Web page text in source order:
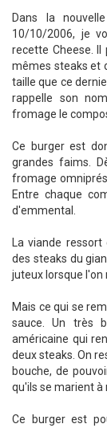
Dans la
10/10/2006, je
recette Cheese.
mêmes steaks et
taille que ce
rappelle son
fromage le
Ce burger est
grandes faims.
fromage
Entre chaque
d'emmental.
La viande
des steaks du
juteux lorsque l'on
Mais ce qui se
sauce. Un très
américaine qui
deux steaks. On
bouche, de
qu'ils se marient à
Ce burger est